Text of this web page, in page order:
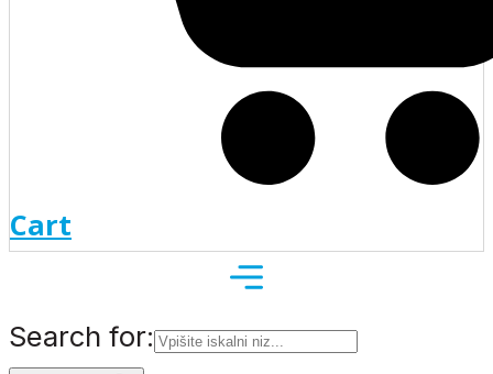
Cart
Search for: